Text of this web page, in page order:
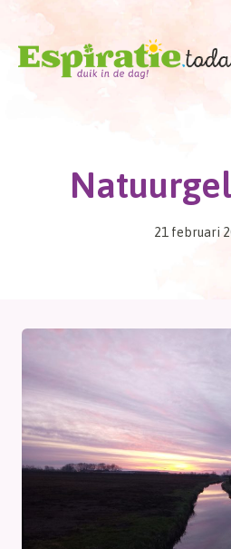
Doorgaan
inhoud
21 februari